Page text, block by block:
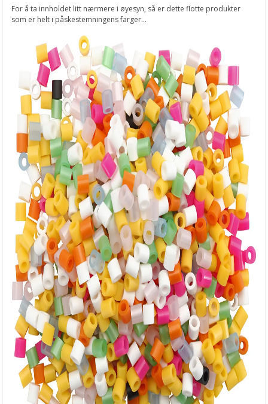
For å ta innholdet litt nærmere i øyesyn, så er dette flotte produkter
som er helt i påskestemningens farger...